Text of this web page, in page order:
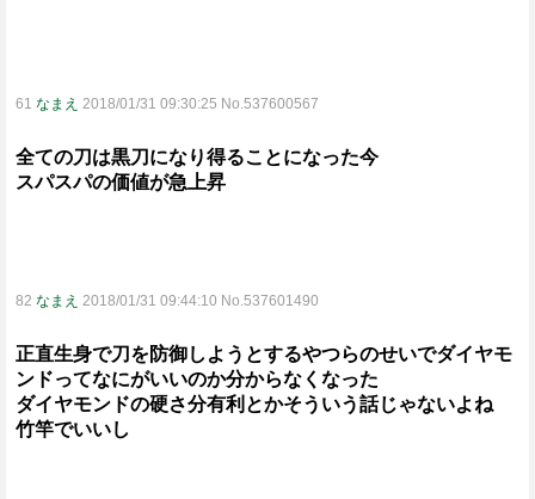
61 なまえ 2018/01/31 09:30:25 No.537600567
全ての刀は黒刀になり得ることになった今
スパスパの価値が急上昇
82 なまえ 2018/01/31 09:44:10 No.537601490
正直生身で刀を防御しようとするやつらのせいでダイヤモ
ンドってなにがいいのか分からなくなった
ダイヤモンドの硬さ分有利とかそういう話じゃないよね
竹竿でいいし